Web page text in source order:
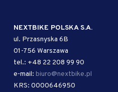
NEXTBIKE POLSKA S.A.
ul. Przasnyska 6B
01-756 Warszawa
tel.: +48 22 208 99 90
e-mail: biuro@nextbike.pl
KRS: 0000646950